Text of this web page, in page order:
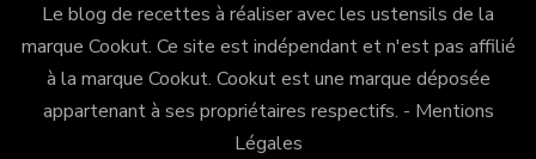
Le blog de recettes à réaliser avec les ustensils de la
marque Cookut. Ce site est indépendant et n'est pas affilié
à la marque Cookut. Cookutest une marque déposée
appartenant à ses propriétaires respectifs. - Mentions
Légales